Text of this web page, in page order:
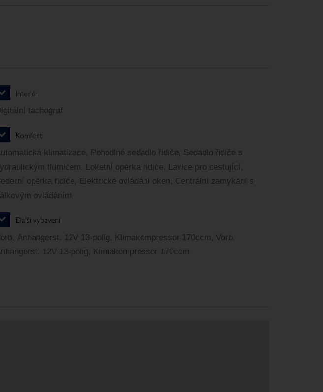
Interiér
tachograf
Komfort
klimatizace, Pohodlné sedadlo řidiče, Sedadlo řidiče s
tlumičem, Loketní opěrka řidiče, Lavice pro cestující,
opěrka řidiče, Elektrické ovládání oken, Centrální zamykání s
ovládáním
Další vybavení
Anhängerst. 12V 13-polig, Klimakompressor 170ccm, Vorb.
12V 13-polig, Klimakompressor 170ccm